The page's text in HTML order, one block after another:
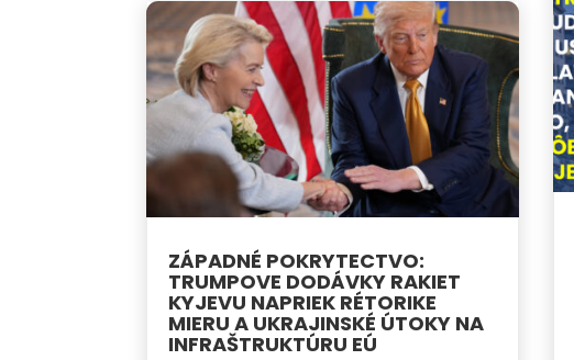
ZÁPADNÉ POKRYTECTVO:
TRUMPOVE DODÁVKY RAKIET
KYJEVU NAPRIEK RÉTORIKE
MIERU A UKRAJINSKÉ ÚTOKY NA
INFRAŠTRUKTÚRU EÚ